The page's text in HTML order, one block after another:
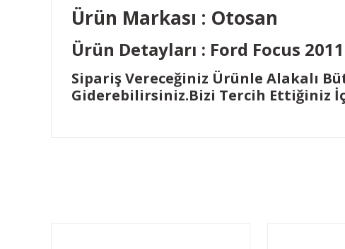
Ürün Markası : Otosan
Ürün Detayları : Ford Focus
Sipariş Vereceğiniz Ürünle Alakalı
Giderebilirsiniz.Bizi Tercih Ettiğiniz